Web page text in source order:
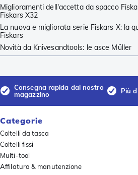
Miglioramenti dell'accetta da spacco
Fiskars X32
La nuova e migliorata serie Fiskars X: la
Fiskars
Novità da Knivesandtools: le asce Müller
Consegna rapida dal nostro
magazzino
Più
Categorie
Coltelli da tasca
Coltelli fissi
Multi-tool
Affilatura & manutenzione